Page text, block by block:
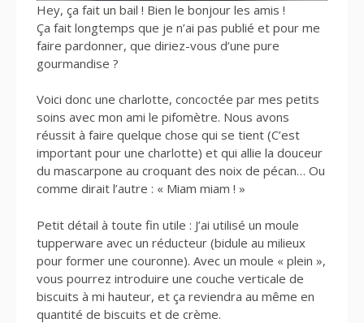
Hey, ça fait un bail ! Bien le bonjour les amis !
Ça fait longtemps que je n’ai pas publié et pour me
faire pardonner, que diriez-vous d’une pure
gourmandise ?
Voici donc une charlotte, concoctée par mes petits
soins avec mon ami le pifomètre. Nous avons
réussit à faire quelque chose qui se tient (C’est
important pour une charlotte) et qui allie la douceur
du mascarpone au croquant des noix de pécan… Ou
comme dirait l’autre : « Miam miam ! »
Petit détail à toute fin utile : J’ai utilisé un moule
tupperware avec un réducteur (bidule au milieux
pour former une couronne). Avec un moule « plein »,
vous pourrez introduire une couche verticale de
biscuits à mi hauteur, et ça reviendra au même en
quantité de biscuits et de crème.